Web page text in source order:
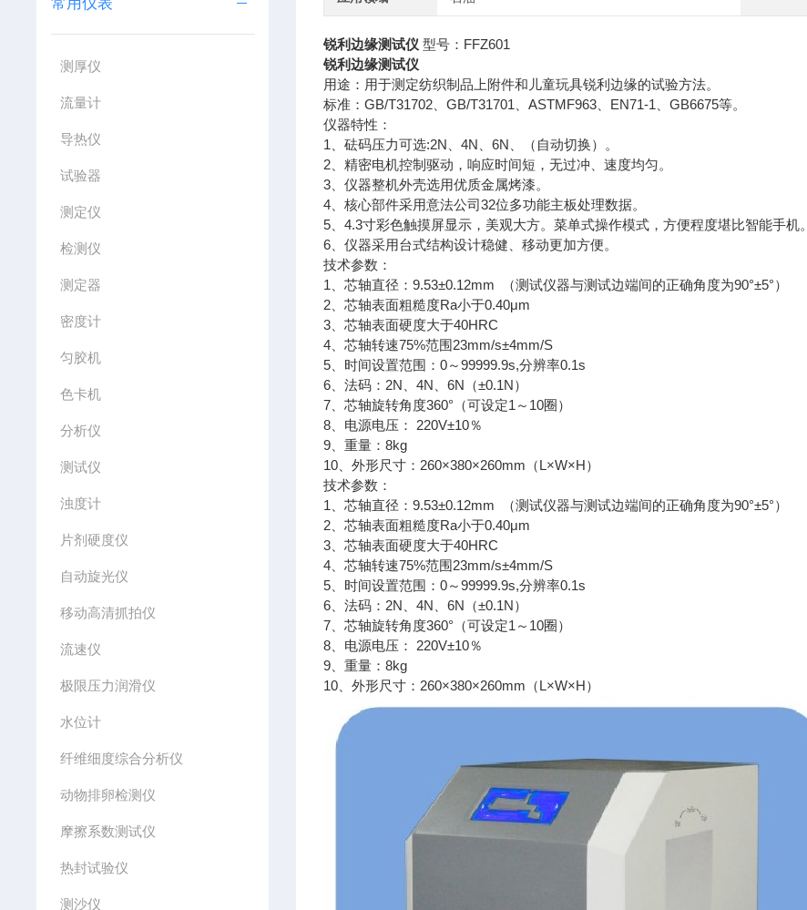
测厚仪
流量计
导热仪
试验器
测定仪
检测仪
测定器
密度计
匀胶机
色卡机
分析仪
测试仪
浊度计
片剂硬度仪
自动旋光仪
移动高清抓拍仪
流速仪
极限压力润滑仪
水位计
纤维细度综合分析仪
动物排卵检测仪
摩擦系数测试仪
热封试验仪
测沙仪
锐利边缘测试仪 型号：FFZ601
锐利边缘测试仪
用途：用于测定纺织制品上附件和儿童玩具锐利边缘的试验方法。
标准：GB/T31702、GB/T31701、ASTMF963、EN71-1、GB6675等。
仪器特性：
1、砝码压力可选:2N、4N、6N、（自动切换）。
2、精密电机控制驱动，响应时间短，无过冲、速度均匀。
3、仪器整机外壳选用优质金属烤漆。
4、核心部件采用意法公司32位多功能主板处理数据。
5、4.3寸彩色触摸屏显示，美观大方。菜单式操作模式，方便程度堪比智能手机。
6、仪器采用台式结构设计稳健、移动更加方便。
技术参数：
1、芯轴直径：9.53±0.12mm （测试仪器与测试边端间的正确角度为90°±5°）
2、芯轴表面粗糙度Ra小于0.40μm
3、芯轴表面硬度大于40HRC
4、芯轴转速75%范围23mm/s±4mm/S
5、时间设置范围：0～99999.9s,分辨率0.1s
6、法码：2N、4N、6N（±0.1N）
7、芯轴旋转角度360°（可设定1～10圈）
8、电源电压： 220V±10％
9、重量：8kg
10、外形尺寸：260×380×260mm（L×W×H）
技术参数：
1、芯轴直径：9.53±0.12mm （测试仪器与测试边端间的正确角度为90°±5°）
2、芯轴表面粗糙度Ra小于0.40μm
3、芯轴表面硬度大于40HRC
4、芯轴转速75%范围23mm/s±4mm/S
5、时间设置范围：0～99999.9s,分辨率0.1s
6、法码：2N、4N、6N（±0.1N）
7、芯轴旋转角度360°（可设定1～10圈）
8、电源电压： 220V±10％
9、重量：8kg
10、外形尺寸：260×380×260mm（L×W×H）